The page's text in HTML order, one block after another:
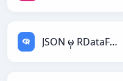
JSON မှ RDataFrame